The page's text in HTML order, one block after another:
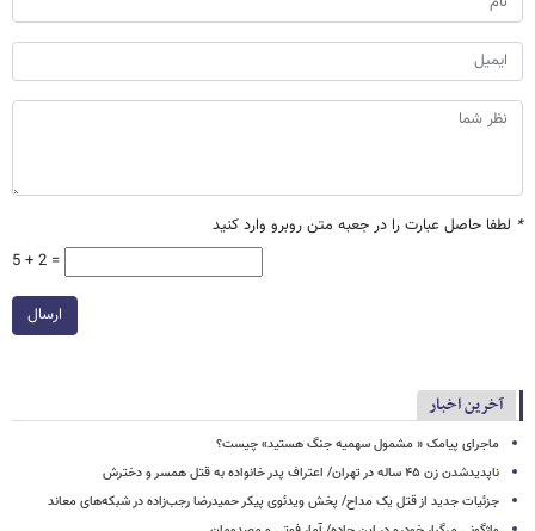
* لطفا حاصل عبارت را در جعبه متن روبرو وارد کنید
5 + 2 =
ارسال
آخرین اخبار
ماجرای پیامک « مشمول سهمیه جنگ هستید» چیست؟
ناپدیدشدن زن ۴۵ ساله در تهران/ اعتراف پدر خانواده به قتل همسر و دخترش
جزئیات جدید از قتل یک مداح/ پخش ویدئوی پیکر حمیدرضا رجب‌زاده در شبکه‌های معاند